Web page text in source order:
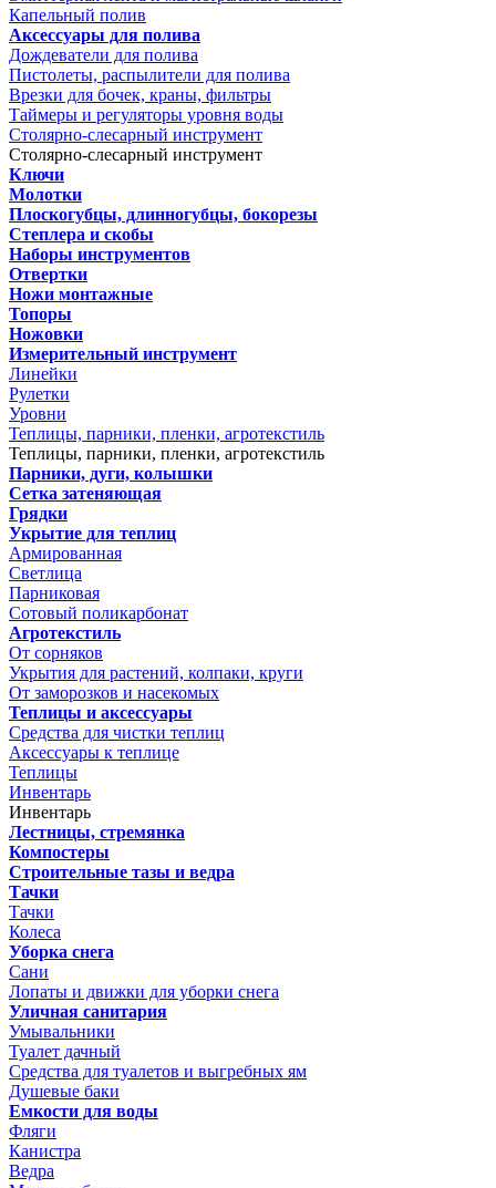
Капельный полив
Аксессуары для полива
Дождеватели для полива
Пистолеты, распылители для полива
Врезки для бочек, краны, фильтры
Таймеры и регуляторы уровня воды
Столярно-слесарный инструмент
Столярно-слесарный инструмент
Ключи
Молотки
Плоскогубцы, длинногубцы, бокорезы
Степлера и скобы
Наборы инструментов
Отвертки
Ножи монтажные
Топоры
Ножовки
Измерительный инструмент
Линейки
Рулетки
Уровни
Теплицы, парники, пленки, агротекстиль
Теплицы, парники, пленки, агротекстиль
Парники, дуги, колышки
Сетка затеняющая
Грядки
Укрытие для теплиц
Армированная
Светлица
Парниковая
Сотовый поликарбонат
Агротекстиль
От сорняков
Укрытия для растений, колпаки, круги
От заморозков и насекомых
Теплицы и аксессуары
Средства для чистки теплиц
Аксессуары к теплице
Теплицы
Инвентарь
Инвентарь
Лестницы, стремянка
Компостеры
Строительные тазы и ведра
Тачки
Тачки
Колеса
Уборка снега
Сани
Лопаты и движки для уборки снега
Уличная санитария
Умывальники
Туалет дачный
Средства для туалетов и выгребных ям
Душевые баки
Емкости для воды
Фляги
Канистра
Ведра